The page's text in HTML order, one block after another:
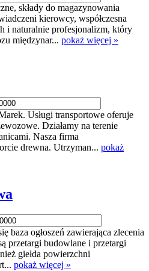
składy do magazynowania
kierowcy, współczesna
i naturalnie profesjonalizm, który
międzynar... pokaż więcej »
Usługi transportowe oferuje
Działamy na terenie
Nasza firma
drewna. Utrzyman... pokaż
baza ogłoszeń zawierająca zlecenia
przetargi budowlane i przetargi
giełda powierzchni
pokaż więcej »